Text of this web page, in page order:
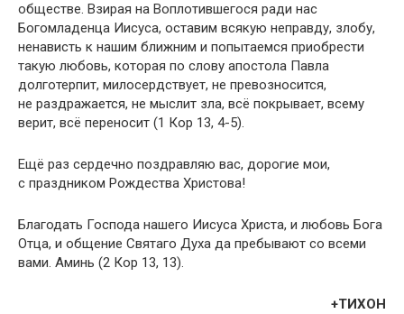
обществе. Взирая на Воплотившегося ради нас
Богомладенца Иисуса, оставим всякую неправду, злобу,
ненависть к нашим ближним и попытаемся приобрести
такую любовь, которая по слову апостола Павла
долготерпит, милосердствует, не превозносится,
не раздражается, не мыслит зла, всё покрывает, всему
верит, всё переносит (1 Кор 13, 4-5).
Ещё раз сердечно поздравляю вас, дорогие мои,
с праздником Рождества Христова!
Благодать Господа нашего Иисуса Христа, и любовь Бога
Отца, и общение Святаго Духа да пребывают со всеми
вами. Аминь (2 Кор 13, 13).
+ТИХОН